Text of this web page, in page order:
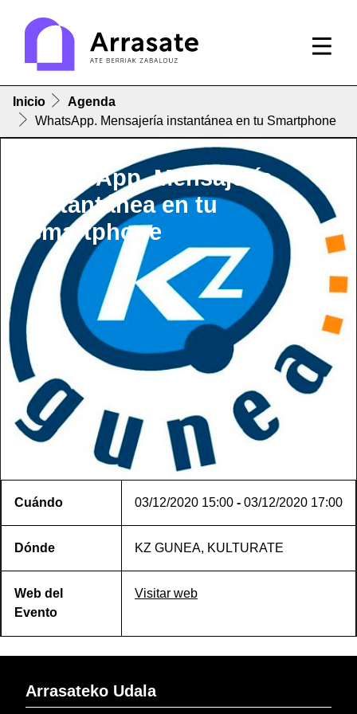
Inicio
Agenda
WhatsApp. Mensajería instantánea en tu Smartphone
WhatsApp. Mensajería
instantánea en tu
Smartphone
Cuándo 03/12/2020 15:00 - 03/12/2020 17:00
Dónde KZ GUNEA, KULTURATE
Web del
Evento
Visitar web
Arrasateko Udala